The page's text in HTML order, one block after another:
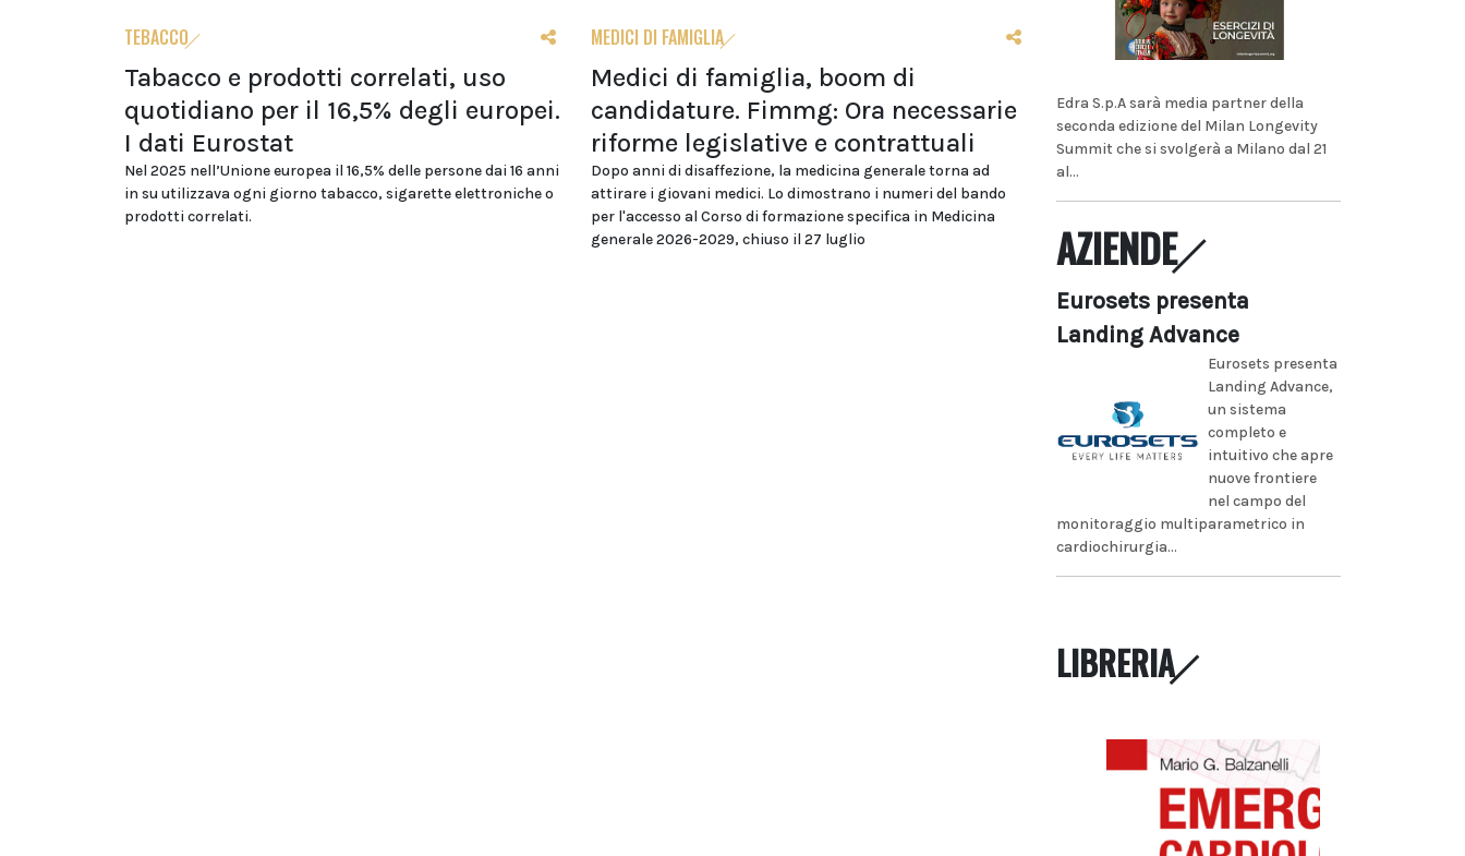
TEBACCO
Tabacco e prodotti correlati, uso
quotidiano per il 16,5% degli europei.
I dati Eurostat
Nel 2025 nell’Unione europea il 16,5% delle persone dai 16 anni
in su utilizzava ogni giorno tabacco, sigarette elettroniche o
prodotti correlati.
MEDICI DI FAMIGLIA
Medici di famiglia, boom di
candidature. Fimmg: Ora necessarie
riforme legislative e contrattuali
Dopo anni di disaffezione, la medicina generale torna ad
attirare i giovani medici. Lo dimostrano i numeri del bando
per l'accesso al Corso di formazione specifica in Medicina
generale 2026-2029, chiuso il 27 luglio
Edra S.p.A sarà media partner della
seconda edizione del Milan Longevity
Summit che si svolgerà a Milano dal 21
al...
AZIENDE
Eurosets presenta
Landing Advance
Eurosets presenta
Landing Advance,
un sistema
completo e
intuitivo che apre
nuove frontiere
nel campo del
monitoraggio multiparametrico in
cardiochirurgia...
LIBRERIA